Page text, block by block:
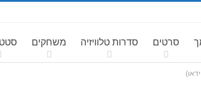
סרטים סדרות טלוויזיה משחקים